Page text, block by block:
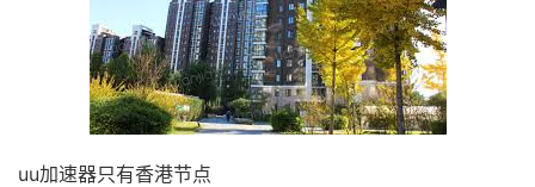
uu加速器只有香港节点